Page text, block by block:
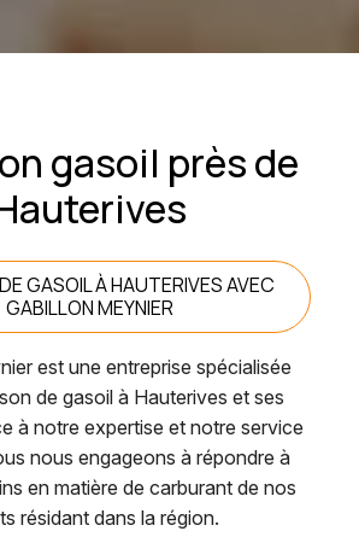
gasoil près de
GASOIL À HAUTERIVES AVEC
GABILLON MEYNIER
est une entreprise spécialisée
de gasoil à Hauterives et ses
à notre expertise et notre service
nous engageons à répondre à
en matière de carburant de nos
résidant dans la région.